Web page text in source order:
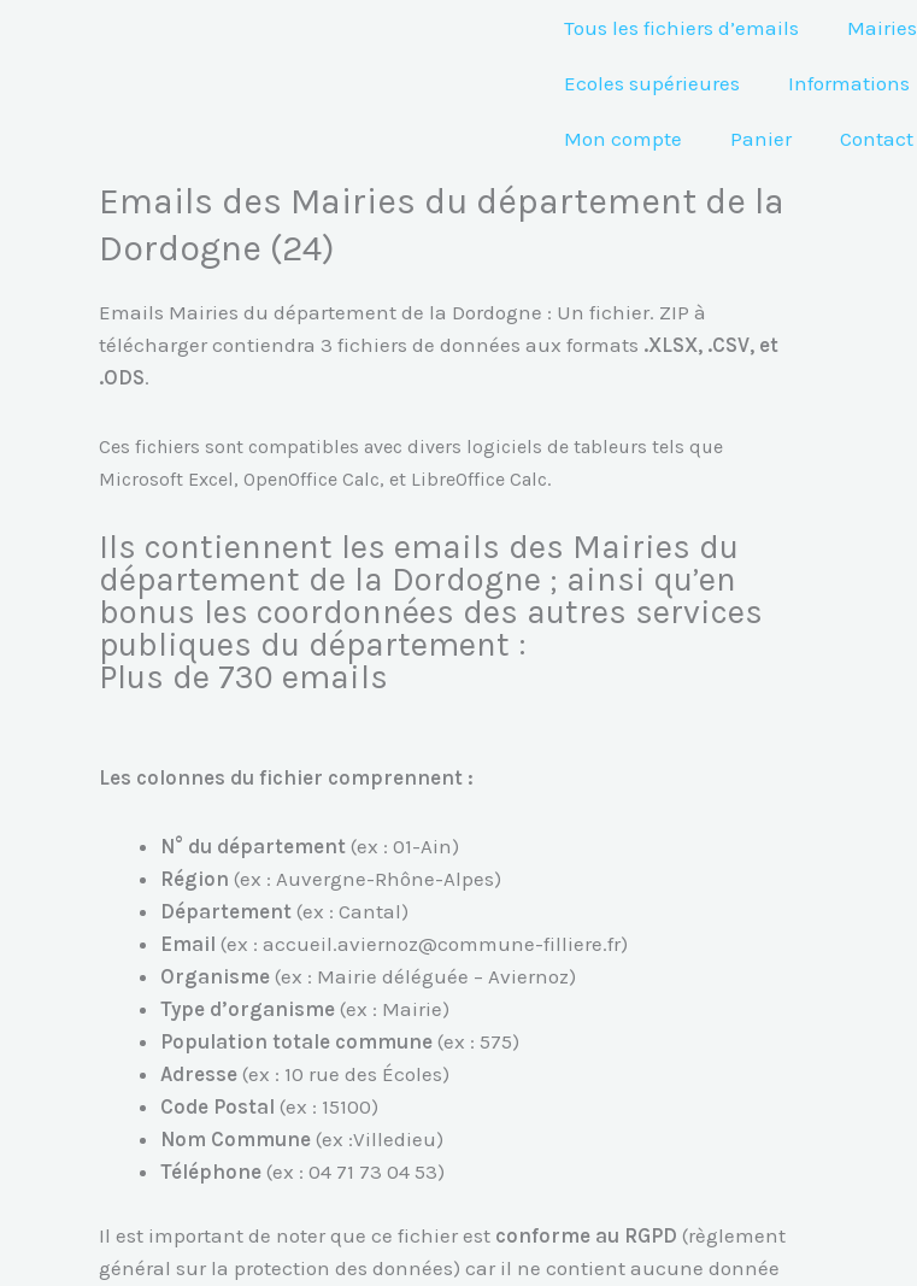
Tous les fichiers d’emails Mairies
Ecoles supérieures Informations
Mon compte Panier Contact
Emails des Mairies du département de la
Dordogne (24)
Emails Mairies du département de la Dordogne : Un fichier. ZIP à
télécharger contiendra 3 fichiers de données aux formats .XLSX, .CSV, et
.ODS.
Ces fichiers sont compatibles avec divers logiciels de tableurs tels que
Microsoft Excel, OpenOffice Calc, et LibreOffice Calc.
Ils contiennent les emails des Mairies du
département de la Dordogne ; ainsi qu’en
bonus les coordonnées des autres services
publiques du département :
Plus de 730 emails
Les colonnes du fichier comprennent :
N° du département (ex : 01-Ain)
Région (ex : Auvergne-Rhône-Alpes)
Département (ex : Cantal)
Email (ex : accueil.aviernoz@commune-filliere.fr)
Organisme (ex : Mairie déléguée – Aviernoz)
Type d’organisme (ex : Mairie)
Population totale commune (ex : 575)
Adresse (ex : 10 rue des Écoles)
Code Postal (ex : 15100)
Nom Commune (ex :Villedieu)
Téléphone (ex : 04 71 73 04 53)
Il est important de noter que ce fichier est conforme au RGPD (règlement
général sur la protection des données) car il ne contient aucune donnée